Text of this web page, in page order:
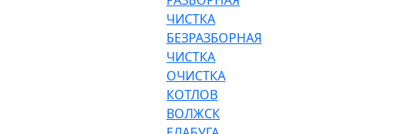
ЧИСТКА
БЕЗРАЗБОРНАЯ
ЧИСТКА
ОЧИСТКА
КОТЛОВ
ВОЛЖСК